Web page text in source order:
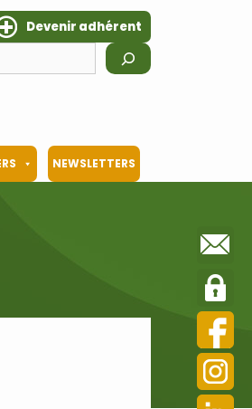
Devenir adhérent
NEWSLETTERS